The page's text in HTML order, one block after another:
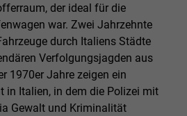
der ideal für die
war. Zwei Jahrzehnte
durch Italiens Städte
Verfolgungsjagden aus
1970er Jahre zeigen ein
in Italien, in dem die Polizei mit
Gewalt und Kriminalität